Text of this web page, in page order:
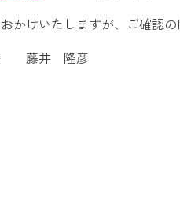
かけいたしますが、ご確認
長 藤井 隆彦